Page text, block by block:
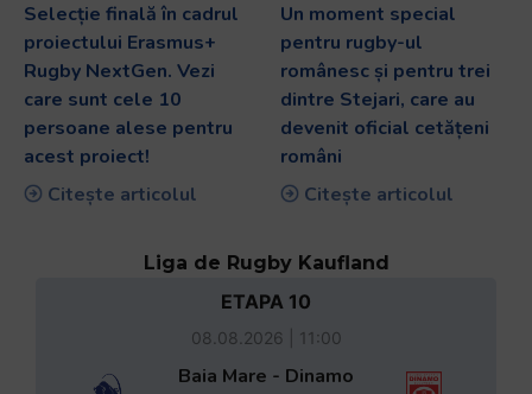
Selecție finală în cadrul
proiectului Erasmus+
Rugby NextGen. Vezi
care sunt cele 10
persoane alese pentru
acest proiect!
Citește articolul
Un moment special
pentru rugby-ul
românesc și pentru trei
dintre Stejari, care au
devenit oficial cetățeni
români
Citește articolul
Liga de Rugby Kaufland
ETAPA 10
08.08.2026 | 11:00
Baia Mare - Dinamo